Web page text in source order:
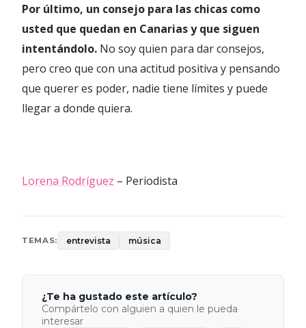
Por último, un consejo para las chicas como
usted que quedan en Canarias y que siguen
intentándolo.​ No soy quien para dar consejos,
pero creo que con una actitud positiva y pensando
que querer es poder, nadie tiene límites y puede
llegar a donde quiera.
Lorena Rodríguez – Periodista
TEMAS: entrevista música
¿Te ha gustado este artículo?
Compártelo con alguien a quien le pueda
interesar